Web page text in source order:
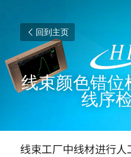
回到主页
线束颜色错位
线序
线束工厂中线材进行